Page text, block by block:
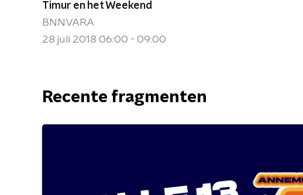
Timur en het Weekend
BNNVARA
28 juli 2018 06:00 - 09:00
Recente fragmenten